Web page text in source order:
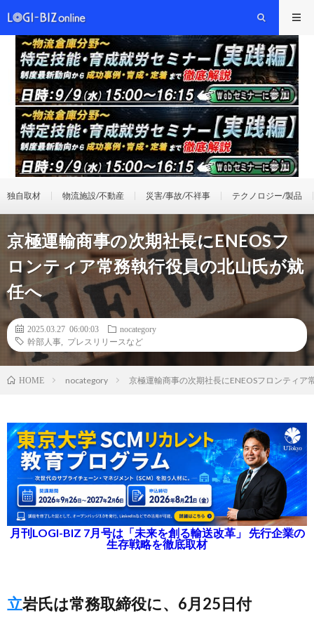
独自取材 物流施設/不動産 災害/事故/不祥事 テクノロジー/製品
京極運輸商事の次期社長にENEOSフ
ロンティア常務執行役員の北山氏が就
任へ
2025.03.27 06:00:03
nocategory
幹部人事
プレスリリースなど
HOME nocategory 京極運輸商事の次期社長にENEOSフロンティア
月刊LOGI-BIZ 7月号は「未来を創る輸送改革」 先行企業の
生存戦略を徹底取材
立岩氏は常務取締役に、6月25日付